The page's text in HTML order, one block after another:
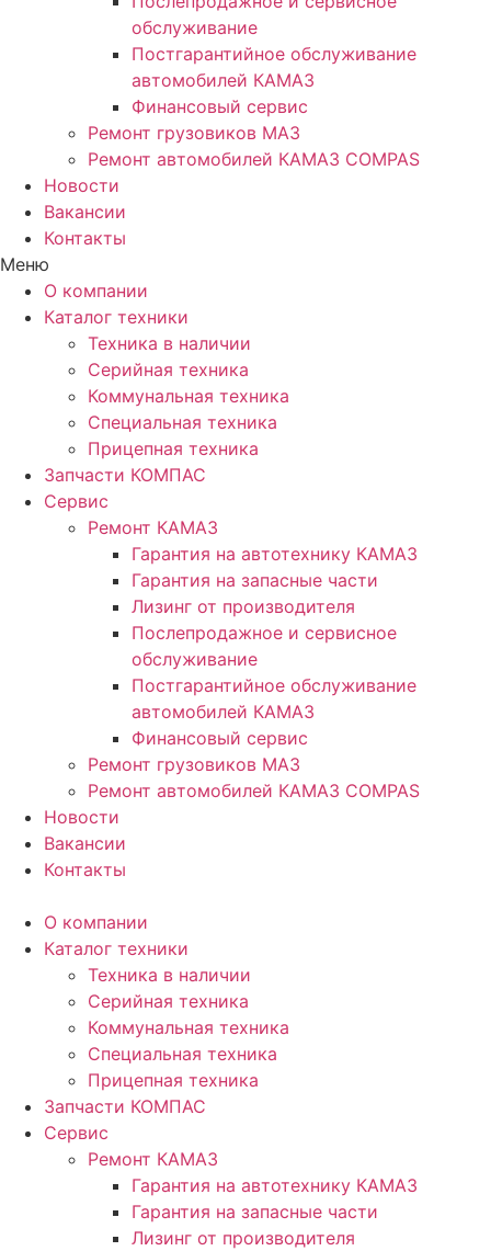
обслуживание
Постгарантийное обслуживание
автомобилей КАМАЗ
Финансовый сервис
Ремонт грузовиков МАЗ
Ремонт автомобилей КАМАЗ COMPAS
Новости
Вакансии
Контакты
Меню
О компании
Каталог техники
Техника в наличии
Серийная техника
Коммунальная техника
Специальная техника
Прицепная техника
Запчасти КОМПАС
Сервис
Ремонт КАМАЗ
Гарантия на автотехнику КАМАЗ
Гарантия на запасные части
Лизинг от производителя
Послепродажное и сервисное
обслуживание
Постгарантийное обслуживание
автомобилей КАМАЗ
Финансовый сервис
Ремонт грузовиков МАЗ
Ремонт автомобилей КАМАЗ COMPAS
Новости
Вакансии
Контакты
О компании
Каталог техники
Техника в наличии
Серийная техника
Коммунальная техника
Специальная техника
Прицепная техника
Запчасти КОМПАС
Сервис
Ремонт КАМАЗ
Гарантия на автотехнику КАМАЗ
Гарантия на запасные части
Лизинг от производителя